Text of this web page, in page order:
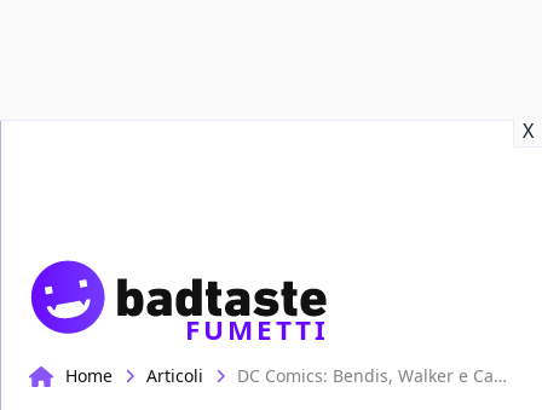
X
FUMETTI
Home Articoli DC Comics: Bendis, Walker e Campbell su ciò che rende speciale Naomi